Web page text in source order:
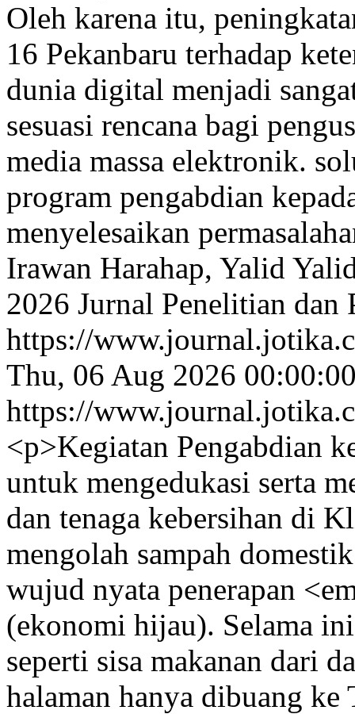
Oleh karena itu,
16 Pekanbaru terhadap
dunia digital menjadi
sesuasi rencana bagi
media massa elektronik.
program pengabdian
menyelesaikan
Irawan Harahap, Yalid
2026 Jurnal Penelitian dan
https://
Thu, 06 Aug 2026
https://
<p>Kegiatan Pengabdian
untuk mengedukasi serta
dan tenaga kebersihan di
mengolah sampah
wujud nyata penerapan
(ekonomi hijau). Selama
seperti sisa makanan dari
halaman hanya dibuang ke